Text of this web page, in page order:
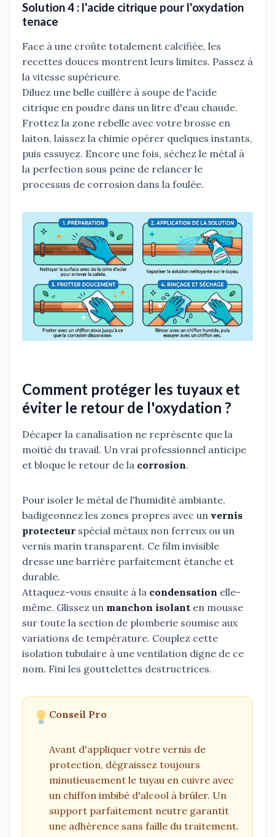
Solution 4 : l'acide citrique pour l'oxydation
tenace
Face à une croûte totalement calcifiée, les
recettes douces montrent leurs limites. Passez à
la vitesse supérieure.
Diluez une belle cuillère à soupe de l'acide
citrique en poudre dans un litre d'eau chaude.
Frottez la zone rebelle avec votre brosse en
laiton, laissez la chimie opérer quelques instants,
puis essuyez. Encore une fois, séchez le métal à
la perfection sous peine de relancer le
processus de corrosion dans la foulée.
Comment protéger les tuyaux et
éviter le retour de l'oxydation ?
Décaper la canalisation ne représente que la
moitié du travail. Un vrai professionnel anticipe
et bloque le retour de la corrosion.
Pour isoler le métal de l'humidité ambiante,
badigeonnez les zones propres avec un vernis
protecteur spécial métaux non ferreux ou un
vernis marin transparent. Ce film invisible
dresse une barrière parfaitement étanche et
durable.
Attaquez-vous ensuite à la condensation elle-
même. Glissez un manchon isolant en mousse
sur toute la section de plomberie soumise aux
variations de température. Couplez cette
isolation tubulaire à une ventilation digne de ce
nom. Fini les gouttelettes destructrices.
Conseil Pro
Avant d'appliquer votre vernis de
protection, dégraissez toujours
minutieusement le tuyau en cuivre avec
un chiffon imbibé d'alcool à brûler. Un
support parfaitement neutre garantit
une adhérence sans faille du traitement.